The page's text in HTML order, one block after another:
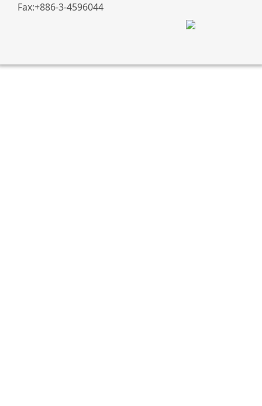
Fax:+886-3-4596044